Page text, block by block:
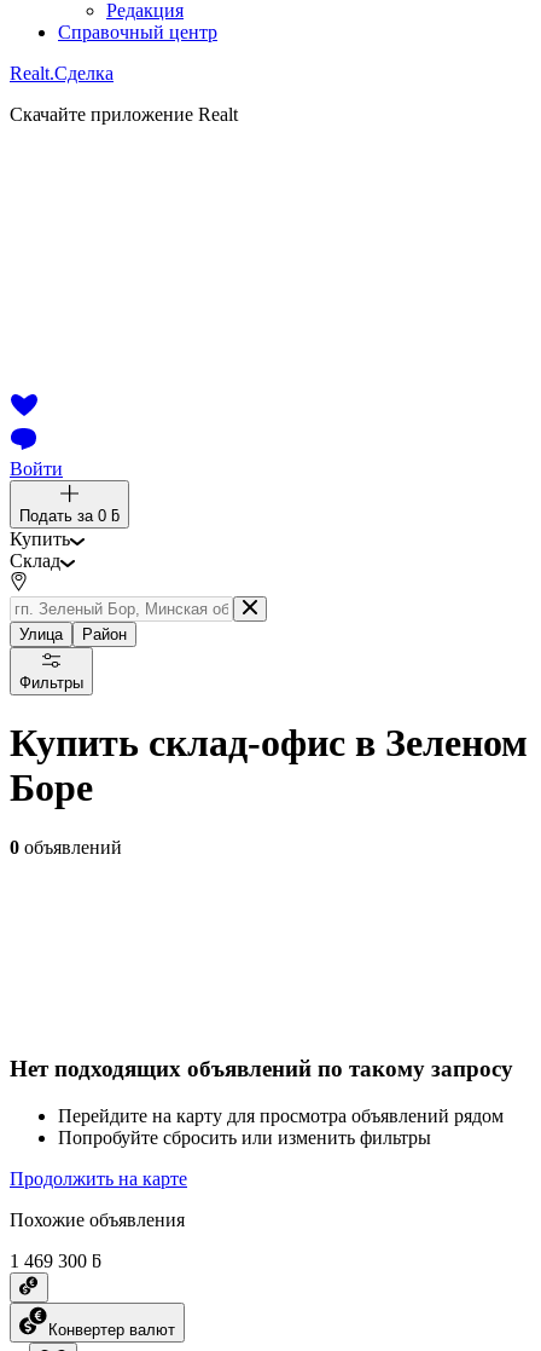
Редакция
Справочный центр
Realt.Сделка
Скачайте приложение Realt
Войти
Подать за 0 ƃ
Купить
Склад
Улица Район
Фильтры
Купить склад-офис в Зеленом
Боре
0 объявлений
Нет подходящих объявлений по такому запросу
Перейдите на карту для просмотра объявлений рядом
Попробуйте сбросить или изменить фильтры
Продолжить на карте
Похожие объявления
1 469 300 ƃ
Конвертер валют